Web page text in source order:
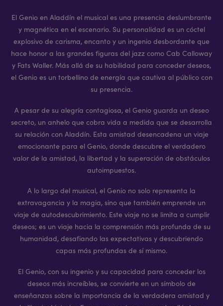
El Genio en Aladdín el musical es una presencia deslumbrante
y magnética en el escenario. Su personalidad es un cóctel
explosivo de carisma, encanto y un ingenio desbordante que
hace honor a las grandes figuras del jazz como Cab Calloway
y Fats Waller. Más allá de su habilidad para conceder deseos,
el Genio es un torbellino de energía que cautiva al público con
su presencia.
A pesar de su alegría contagiosa, el Genio guarda un deseo
secreto, un anhelo que cobra vida a medida que se desarrolla
su relación con Aladdín. Esta amistad desencadena un viaje
emocionante para el Genio, donde descubre el verdadero
valor de la amistad, la libertad y la superación de obstáculos
autoimpuestos.
A lo largo del musical, el Genio no solo representa la
extravagancia y la magia, sino que también emprende un
viaje de autodescubrimiento. Este viaje no se limita a cumplir
deseos; es un viaje hacia la comprensión más profunda de su
humanidad, desafiando las expectativas y descubriendo
capas más profundas de sí mismo.
El Genio, con su ingenio y su capacidad para conceder los
deseos más increíbles, se convierte en un símbolo de
enseñanzas sobre la importancia de la verdadera amistad y